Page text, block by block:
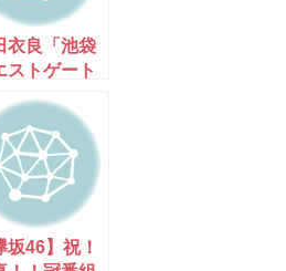
衣良「池袋
ストゲート
アニメ化！
智也主演で
マ化も ★2
坂46】祝！